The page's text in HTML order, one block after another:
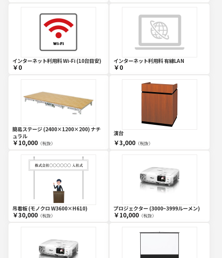
インターネット利用料 Wi-Fi (10台目安)
￥0
インターネット利用料 有線LAN
￥0
簡易ステージ (2400×1200×200) ナチ
ュラル
￥10,000（税抜）
演台
￥3,000（税抜）
吊看板 (モノクロ W3600×H610)
￥30,000（税抜）
プロジェクター (3000~3999ルーメン)
￥10,000（税抜）